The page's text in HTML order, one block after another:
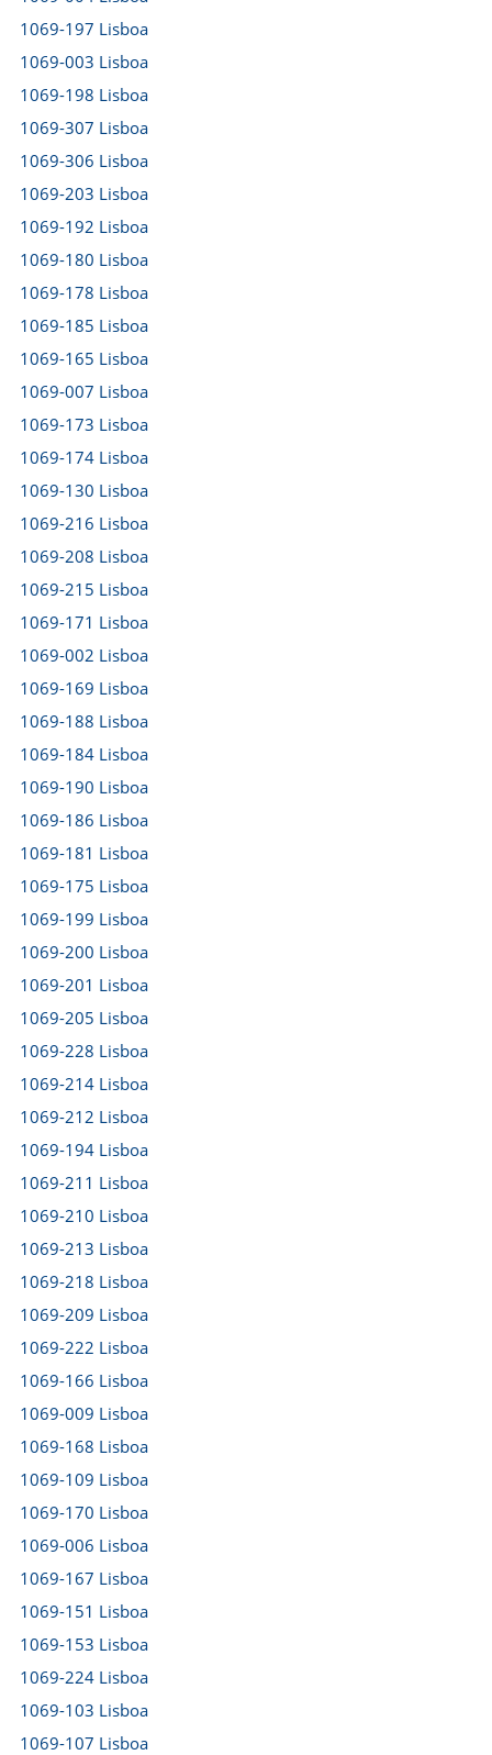
1069-197 Lisboa
1069-003 Lisboa
1069-198 Lisboa
1069-307 Lisboa
1069-306 Lisboa
1069-203 Lisboa
1069-192 Lisboa
1069-180 Lisboa
1069-178 Lisboa
1069-185 Lisboa
1069-165 Lisboa
1069-007 Lisboa
1069-173 Lisboa
1069-174 Lisboa
1069-130 Lisboa
1069-216 Lisboa
1069-208 Lisboa
1069-215 Lisboa
1069-171 Lisboa
1069-002 Lisboa
1069-169 Lisboa
1069-188 Lisboa
1069-184 Lisboa
1069-190 Lisboa
1069-186 Lisboa
1069-181 Lisboa
1069-175 Lisboa
1069-199 Lisboa
1069-200 Lisboa
1069-201 Lisboa
1069-205 Lisboa
1069-228 Lisboa
1069-214 Lisboa
1069-212 Lisboa
1069-194 Lisboa
1069-211 Lisboa
1069-210 Lisboa
1069-213 Lisboa
1069-218 Lisboa
1069-209 Lisboa
1069-222 Lisboa
1069-166 Lisboa
1069-009 Lisboa
1069-168 Lisboa
1069-109 Lisboa
1069-170 Lisboa
1069-006 Lisboa
1069-167 Lisboa
1069-151 Lisboa
1069-153 Lisboa
1069-224 Lisboa
1069-103 Lisboa
1069-107 Lisboa